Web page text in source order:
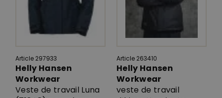
Article 297933
Helly Hansen
Workwear
Veste de travail Luna
Article 263410
Helly Hansen
Workwear
veste de travail